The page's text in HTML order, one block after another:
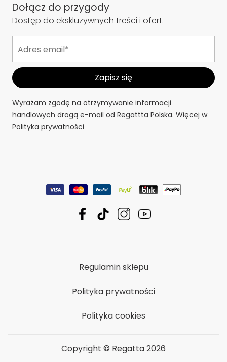
Dołącz do przygody
Dostęp do ekskluzywnych treści i ofert.
Wyrażam zgodę na otrzymywanie informacji
handlowych drogą e-mail od Regattta Polska. Więcej w
Polityka prywatności
Regulamin sklepu
Polityka prywatności
Polityka cookies
Copyright © Regatta 2026